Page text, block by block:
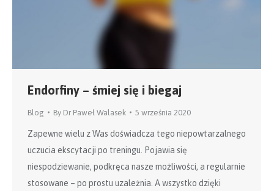
Endorfiny – śmiej się i biegaj
Blog By Dr Paweł Walasek 5 września 2020
Zapewne wielu z Was doświadcza tego niepowtarzalnego
uczucia ekscytacji po treningu. Pojawia się
niespodziewanie, podkręca nasze możliwości, a regularnie
stosowane – po prostu uzależnia. A wszystko dzięki